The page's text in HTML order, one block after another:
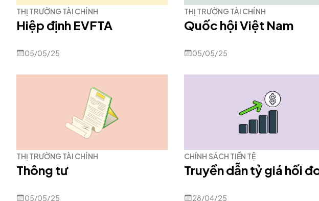
THỊ TRƯỜNG TÀI CHÍNH
Hiệp định EVFTA
05/05/25
THỊ TRƯỜNG TÀI CHÍNH
Quốc hội Việt Nam
05/05/25
THỊ TRƯỜNG TÀI CHÍNH
Thông tư
05/05/25
CHÍNH SÁCH TIỀN TỆ
Truyền dẫn tỷ giá hối
28/04/25